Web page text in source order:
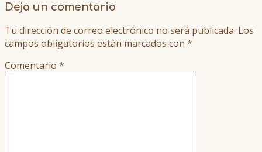
Deja un comentario
Tu dirección de correo electrónico no será publicada. Los
campos obligatorios están marcados con *
Comentario *